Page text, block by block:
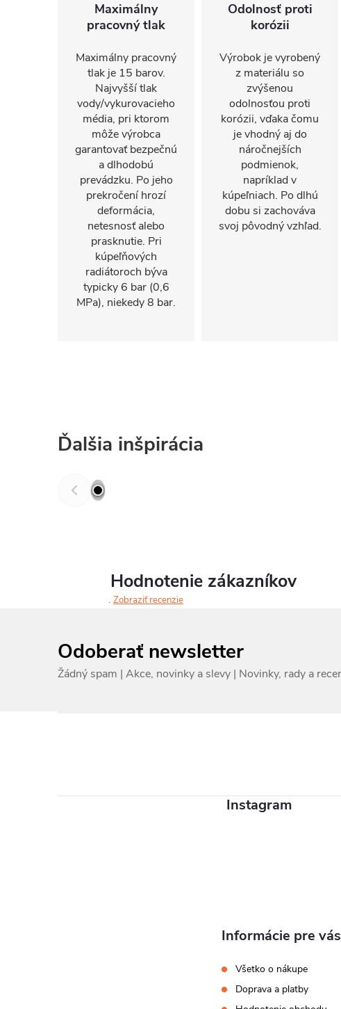
Maximálny
pracovný tlak
Maximálny pracovný
tlak je 15 barov.
Najvyšší tlak
vody/vykurovacieho
média, pri ktorom
môže výrobca
garantovať bezpečnú
a dlhodobú
prevádzku. Po jeho
prekročení hrozí
deformácia,
netesnosť alebo
prasknutie. Pri
kúpeľňových
radiátoroch býva
typicky 6 bar (0,6
MPa), niekedy 8 bar.
Odolnosť proti
korózii
Výrobok je vyrobený
z materiálu so
zvýšenou
odolnosťou proti
korózii, vďaka čomu
je vhodný aj do
náročnejších
podmienok,
napríklad v
kúpeľniach. Po dlhú
dobu si zachováva
svoj pôvodný vzhľad.
Ďalšia inšpirácia
Hodnotenie zákazníkov
Zobraziť recenzie
Odoberať newsletter
Instagram
Informácie pre vás
Všetko o nákupe
Doprava a platby